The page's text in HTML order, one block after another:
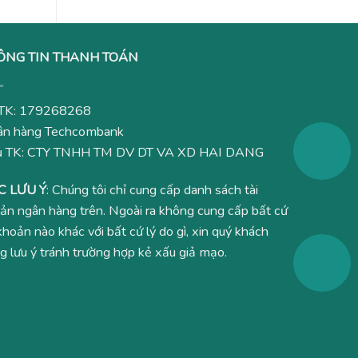
TIN THANH TOÁN
179268268
hàng Techcombank
TK: CTY TNHH TM DV DT VA XD HAI DANG
LƯU Ý: Chúng tôi chỉ cung cấp danh sách tài
ngân hàng trên. Ngoài ra không cung cấp bất cứ
nào khác với bất cứ lý do gì, xin quý khách
lưu ý tránh trường hợp kẻ xấu giả mạo.